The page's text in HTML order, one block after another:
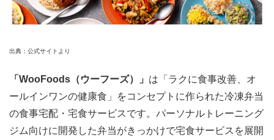
出典：公式サイトより
「WooFoods（ウーフーズ）」 は「ラクに食事改善、オ
ールインワンの健康食」をコンセプトに作られた冷凍弁当
の食事宅配・宅食サービスです。パーソナルトレーニング
ジム向けに開発した弁当がきっかけで宅食サービスを展開